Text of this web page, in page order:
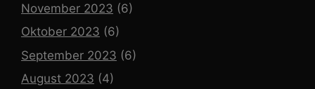
November 2023 (6)
Oktober 2023 (6)
September 2023 (6)
August 2023 (4)